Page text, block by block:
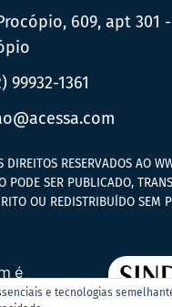
609, apt 301
99932-1361
e tecnologias
RESERVADOS AO
PODE SER PUBLICADO,
OU REDISTRIBUÍDO SEM
é